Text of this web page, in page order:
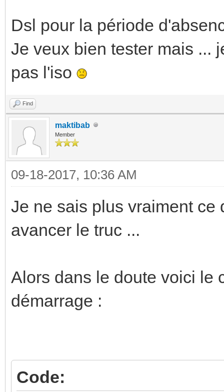
Dsl pour la période
Je veux bien tester mais ...
pas l'iso
Find
maktibab
Member
09-18-2017, 10:36 AM
Je ne sais plus vraiment ce
avancer le truc ...
Alors dans le doute voici le
démarrage :
Code: